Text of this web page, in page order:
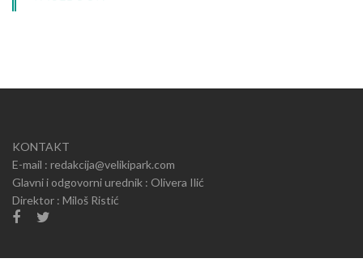
KONTAKT
E-mail : redakcija@velikipark.com
Glavni i odgovorni urednik : Olivera Ilić
Direktor : Miloš Ristić